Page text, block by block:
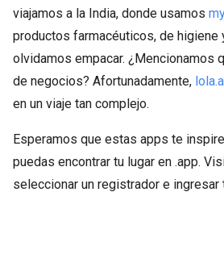
viajamos a la India, donde usamos
productos farmacéuticos, de higiene
olvidamos empacar. ¿Mencionamos
de negocios? Afortunadamente,
en un viaje tan complejo.
Esperamos que estas apps te
puedas encontrar tu lugar en .app.
seleccionar un registrador e ingresar